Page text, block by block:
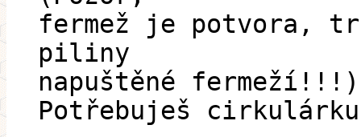
fermež je potvora,
piliny
napuštěné fermeží!!!)
Potřebuješ cirkulárku